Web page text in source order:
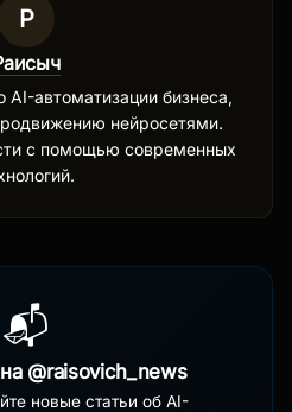
Р
AI-автоматизации бизнеса,
нейросетями.
с помощью современных
📬
@raisovich_news
новые статьи об AI-